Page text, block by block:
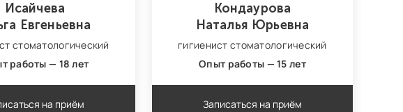
Исайчева
Евгеньевна
стоматологический
работы — 18 лет
на приём
Кондаурова
Наталья Юрьевна
гигиенист стоматологический
Опыт работы — 15 лет
Записаться на приём